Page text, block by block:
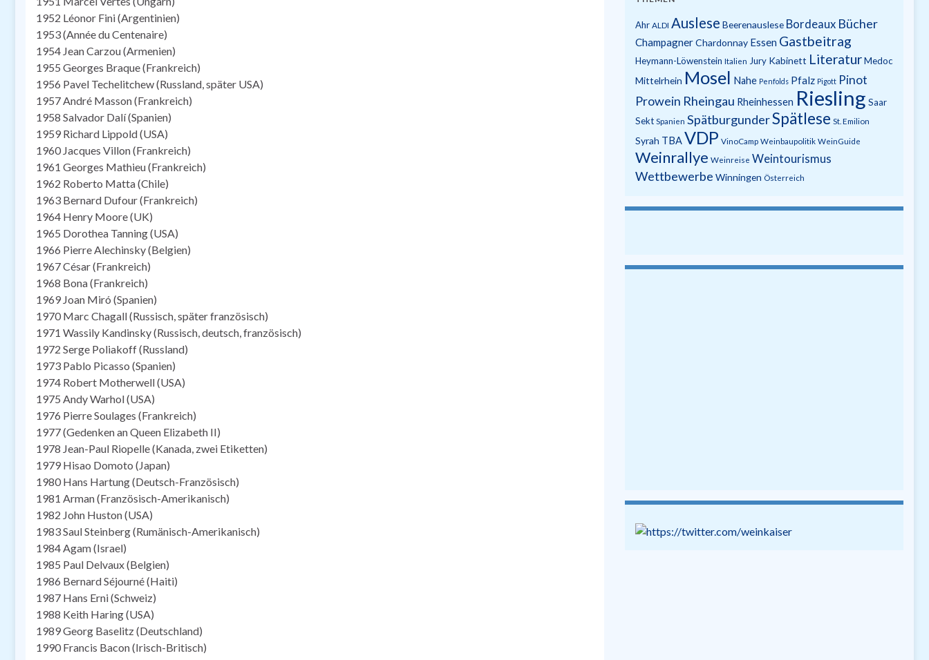
1952 Léonor Fini (Argentinien)
1953 (Année du Centenaire)
1954 Jean Carzou (Armenien)
1955 Georges Braque (Frankreich)
1956 Pavel Techelitchew (Russland, später USA)
1957 André Masson (Frankreich)
1958 Salvador Dalí (Spanien)
1959 Richard Lippold (USA)
1960 Jacques Villon (Frankreich)
1961 Georges Mathieu (Frankreich)
1962 Roberto Matta (Chile)
1963 Bernard Dufour (Frankreich)
1964 Henry Moore (UK)
1965 Dorothea Tanning (USA)
1966 Pierre Alechinsky (Belgien)
1967 César (Frankreich)
1968 Bona (Frankreich)
1969 Joan Miró (Spanien)
1970 Marc Chagall (Russisch, später französisch)
1971 Wassily Kandinsky (Russisch, deutsch, französisch)
1972 Serge Poliakoff (Russland)
1973 Pablo Picasso (Spanien)
1974 Robert Motherwell (USA)
1975 Andy Warhol (USA)
1976 Pierre Soulages (Frankreich)
1977 (Gedenken an Queen Elizabeth II)
1978 Jean-Paul Riopelle (Kanada, zwei Etiketten)
1979 Hisao Domoto (Japan)
1980 Hans Hartung (Deutsch-Französisch)
1981 Arman (Französisch-Amerikanisch)
1982 John Huston (USA)
1983 Saul Steinberg (Rumänisch-Amerikanisch)
1984 Agam (Israel)
1985 Paul Delvaux (Belgien)
1986 Bernard Séjourné (Haiti)
1987 Hans Erni (Schweiz)
1988 Keith Haring (USA)
1989 Georg Baselitz (Deutschland)
1990 Francis Bacon (Irisch-Britisch)
Ahr ALDI Auslese Beerenauslese Bordeaux Bücher
ChampagnerChardonnay Essen Gastbeitrag
Heymann-Löwenstein Italien Jury Kabinett Literatur Medoc
Mittelrhein Mosel Nahe Penfolds Pfalz Pigott Pinot
Prowein Rheingau Rheinhessen Riesling Saar
Sekt Spanien SpätburgunderSpätlese St. Emilion
Syrah TBAVDP VinoCamp Weinbaupolitik WeinGuide
Weinrallye Weinreise Weintourismus
Wettbewerbe Winningen Österreich